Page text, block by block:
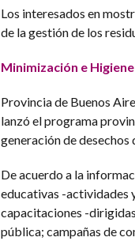
Los interesados en
de la gestión de los
Minimización e
Provincia de Buenos
lanzó el programa
generación de desechos
De acuerdo a la
educativas -actividades
capacitaciones -
pública; campañas de